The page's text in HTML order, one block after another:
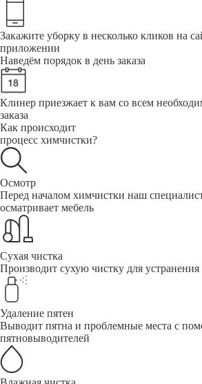
Закажите уборку в несколько кликов на
приложении
Наведём порядок в день заказа
Клинер приезжает к вам со всем
заказа
Как происходит
процесс химчистки?
Осмотр
Перед началом химчистки наш
осматривает мебель
Сухая чистка
Производит сухую чистку для
Удаление пятен
Выводит пятна и проблемные места с
пятновыводителей